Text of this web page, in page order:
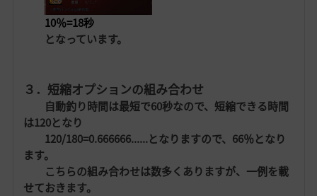
10％=18秒
となっています。
３．短縮オプションの組み合わせ
自動釣り時間は最短で60秒なので、短縮できる時間
は120となり
120/180=0.666666......となりますので、66％となり
ます。
こちらの組み合わせは数多くありますが、一例を載
せておきます。